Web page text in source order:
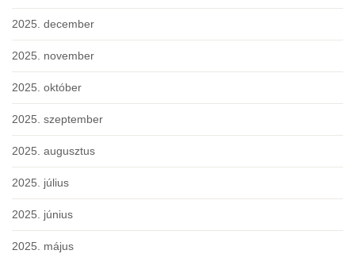
2025. december
2025. november
2025. október
2025. szeptember
2025. augusztus
2025. július
2025. június
2025. május